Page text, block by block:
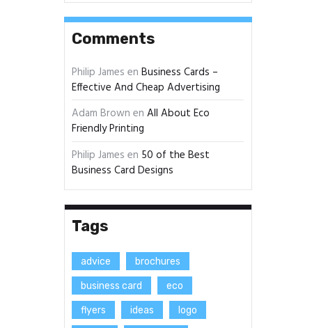
Comments
Philip James enBusiness Cards –
Effective And Cheap Advertising
Adam Brown enAll About Eco
Friendly Printing
Philip James en 50 of the Best
Business Card Designs
Tags
advice brochures
business card eco
flyers ideas logo